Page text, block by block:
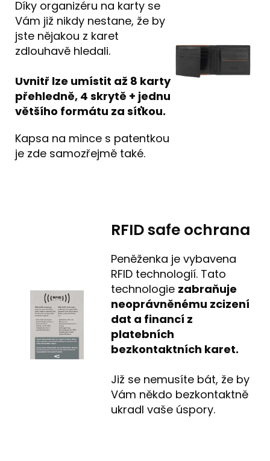
Díky organizéru na karty se
Vám již nikdy nestane, že by
jste nějakou z karet
zdlouhavě hledali.
Uvnitř lze umístit až 8 karty
přehledně, 4 skrytě + jednu
většího formátu za síťkou.
Kapsa na mince s patentkou
je zde samozřejmě také.
RFID safe ochrana
Peněženka je vybavena
RFID technologií. Tato
technologie zabraňuje
neoprávněnému zcizení
dat a financí z
platebních
bezkontaktních karet.
Již se nemusíte bát, že by
Vám někdo bezkontaktně
ukradl vaše úspory.